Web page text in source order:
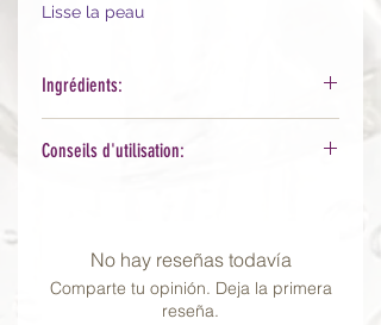
Lisse la peau
Ingrédients:
Flower Extract, Camellia Sinensis
Glucoside, Ethylhexylglycerin, Glyceri
n, Hexylene Glycol, Mandelic
Acid, Panthenol, Pentylene
Conseils d'utilisation:
pour créer de la mousse. Massez
doucement la zone à nettoyer
environ 1 minute puis rincer à l'eau.
No hay reseñas todavía
Comparte tu opinión. Deja la primera
reseña.